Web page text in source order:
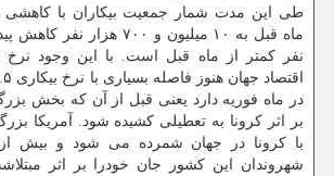
طی این مدت شمار جمعیت بیکاران با
نفر کمتر از ماه قبل است. با این وجود نرخ
در ماه فوریه دارد یعنی قبل از آن که بخش
بر اثر کرونا به تعطیلی کشیده شود. آمریکا